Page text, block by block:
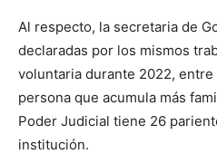
Al respecto, la secretaria de
declaradas por los mismos
voluntaria durante 2022,
persona que acumula más
Poder Judicial tiene 26
institución.